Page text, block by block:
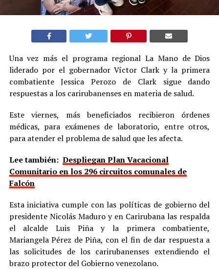
Una vez más el programa regional La Mano de Dios
liderado por el gobernador Víctor Clark y la primera
combatiente Jessica Perozo de Clark sigue dando
respuestas a los carirubanenses en materia de salud.
Este viernes, más beneficiados recibieron órdenes
médicas, para exámenes de laboratorio, entre otros,
para atender el problema de salud que les afecta.
Lee también: Despliegan Plan Vacacional
Comunitario en los 296 circuitos comunales de
Falcón
Esta iniciativa cumple con las políticas de gobierno del
presidente Nicolás Maduro y en Carirubana las respalda
el alcalde Luis Piña y la primera combatiente,
Mariangela Pérez de Piña, con el fin de dar respuesta a
las solicitudes de los carirubanenses extendiendo el
brazo protector del Gobierno venezolano.